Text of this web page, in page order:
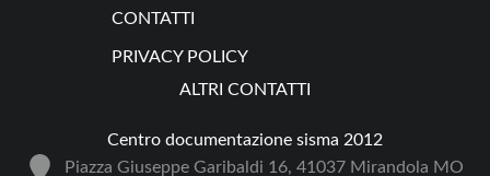
CONTATTI
PRIVACY POLICY
ALTRI CONTATTI
Centro documentazione sisma 2012
Piazza Giuseppe Garibaldi 16, 41037 Mirandola MO